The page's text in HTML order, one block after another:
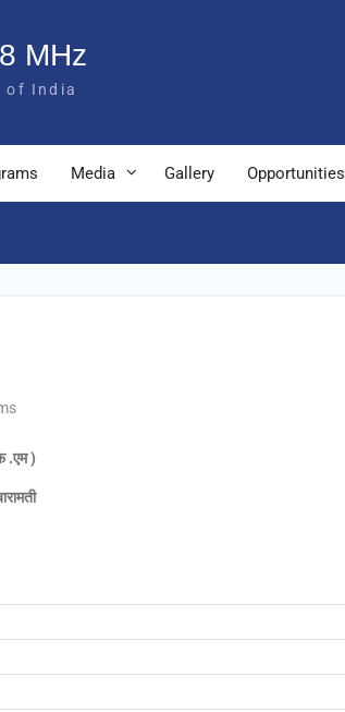
MHz
of India
Media Gallery Opportunities
)